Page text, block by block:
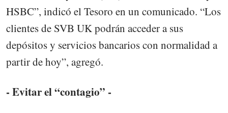
HSBC”, indicó el Tesoro en un comunicado. “Los
clientes de SVB UK podrán acceder a sus
depósitos y servicios bancarios con normalidad a
partir de hoy”, agregó.
- Evitar el “contagio” -